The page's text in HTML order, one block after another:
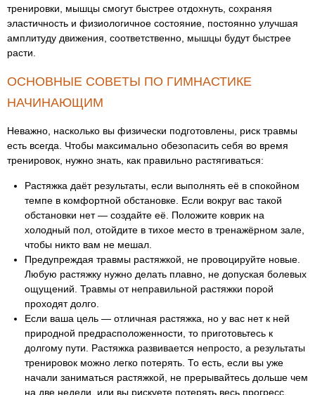
тренировки, мышцы смогут быстрее отдохнуть, сохраняя
эластичность и физиологичное состояние, постоянно улучшая
амплитуду движения, соответственно, мышцы будут быстрее
расти.
ОСНОВНЫЕ СОВЕТЫ ПО ГИМНАСТИКЕ
НАЧИНАЮЩИМ
Неважно, насколько вы физически подготовлены, риск травмы
есть всегда. Чтобы максимально обезопасить себя во время
тренировок, нужно знать, как правильно растягиваться:
Растяжка даёт результаты, если выполнять её в спокойном
темпе в комфортной обстановке. Если вокруг вас такой
обстановки нет — создайте её. Положите коврик на
холодный пол, отойдите в тихое место в тренажёрном зале,
чтобы никто вам не мешал.
Предупреждая травмы растяжкой, не провоцируйте новые.
Любую растяжку нужно делать плавно, не допуская болевых
ощущений. Травмы от неправильной растяжки порой
проходят долго.
Если ваша цель — отличная растяжка, но у вас нет к ней
природной предрасположенности, то приготовьтесь к
долгому пути. Растяжка развивается непросто, а результаты
тренировок можно легко потерять. То есть, если вы уже
начали заниматься растяжкой, не прерывайтесь дольше чем
на две недели, или вы рискуете потерять весь прогресс.